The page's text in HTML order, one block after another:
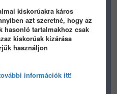
1 0
panamera
kiskorúakra káros
azt szeretné, hogy az
hasonló tartalmakhoz csak
kiskorúak kizárása
használjon
információk itt!